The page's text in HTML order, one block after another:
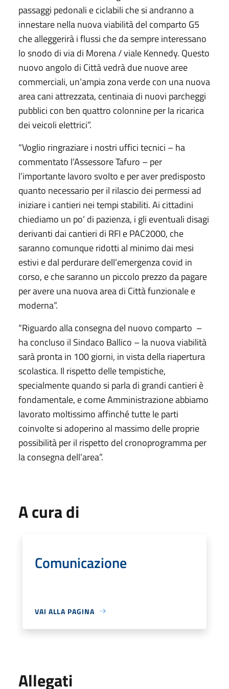
passaggi pedonali e ciclabili che si andranno a
innestare nella nuova viabilità del comparto G5
che alleggerirà i flussi che da sempre interessano
lo snodo di via di Morena / viale Kennedy. Questo
nuovo angolo di Città vedrà due nuove aree
commerciali, un’ampia zona verde con una nuova
area cani attrezzata, centinaia di nuovi parcheggi
pubblici con ben quattro colonnine per la ricarica
dei veicoli elettrici”.
“Voglio ringraziare i nostri uffici tecnici – ha
commentato l’Assessore Tafuro – per
l’importante lavoro svolto e per aver predisposto
quanto necessario per il rilascio dei permessi ad
iniziare i cantieri nei tempi stabiliti. Ai cittadini
chiediamo un po’ di pazienza, i gli eventuali disagi
derivanti dai cantieri di RFI e PAC2000, che
saranno comunque ridotti al minimo dai mesi
estivi e dal perdurare dell’emergenza covid in
corso, e che saranno un piccolo prezzo da pagare
per avere una nuova area di Città funzionale e
moderna”.
“Riguardo alla consegna del nuovo comparto –
ha concluso il Sindaco Ballico – la nuova viabilità
sarà pronta in 100 giorni, in vista della riapertura
scolastica. Il rispetto delle tempistiche,
specialmente quando si parla di grandi cantieri è
fondamentale, e come Amministrazione abbiamo
lavorato moltissimo affinché tutte le parti
coinvolte si adoperino al massimo delle proprie
possibilità per il rispetto del cronoprogramma per
la consegna dell’area”.
A cura di
Comunicazione
VAI ALLA PAGINA
Allegati